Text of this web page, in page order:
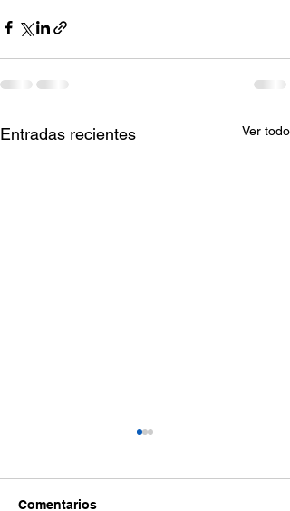
Entradas recientes Ver todo
Comentarios